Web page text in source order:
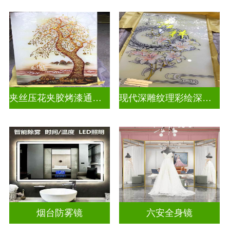
夹丝压花夹胶烤漆通电深雕浮雕玻璃 现代深雕纹理彩绘深雕浮雕玻璃
烟台防雾镜 六安全身镜